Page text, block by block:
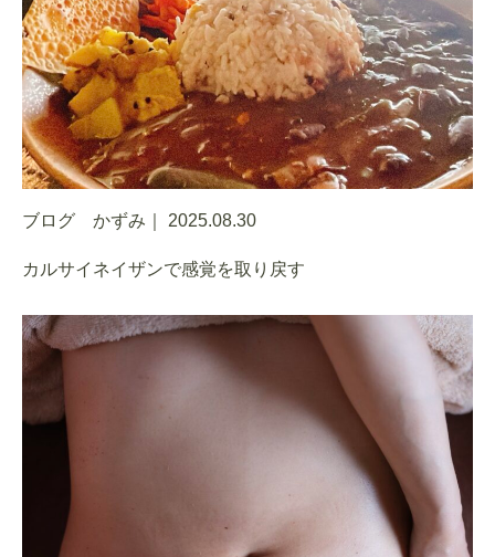
ブログ かずみ｜ 2025.08.30
カルサイネイザンで感覚を取り戻す